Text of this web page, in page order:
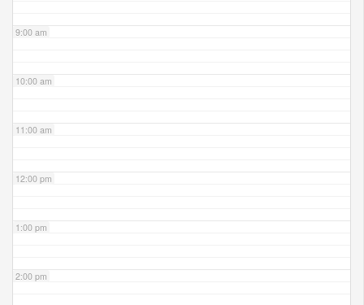
9:00 am
10:00 am
11:00 am
12:00 pm
1:00 pm
2:00 pm